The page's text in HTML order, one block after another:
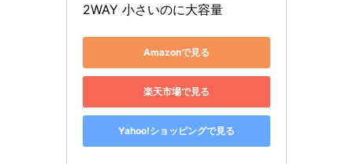
2WAY 小さいのに大容量
Amazonで見る
楽天市場で見る
Yahoo!ショッピングで見る